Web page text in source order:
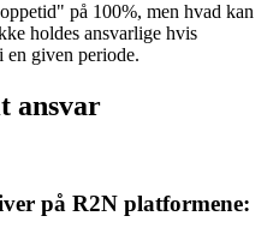
på 100%, men hvad kan
holdes ansvarlige hvis
given periode.
ansvar
på R2N platformene: